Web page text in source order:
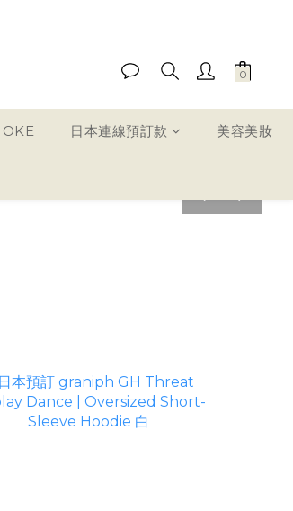
日本連線預訂款 美容美妝
v
t